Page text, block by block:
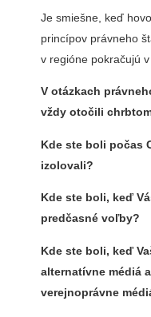
Je smiešne, keď
princípov právneho
v regióne pokračujú
V otázkach
vždy otočili
Kde ste boli počas
izolovali?
Kde ste boli, keď
predčasné voľby?
Kde ste boli, keď
alternatívne médiá
verejnoprávne